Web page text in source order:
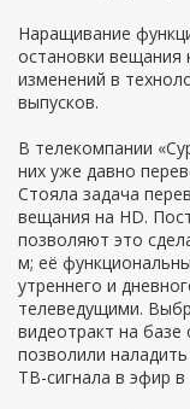
Наращивание
остановки вещания
изменений в
выпусков.
В телекомпании
них уже давно
Cтояла задача
вещания на HD.
позволяют это
м; её
утреннего и
телеведущими.
видеотракт на
позволили
ТВ-сигнала в эфир